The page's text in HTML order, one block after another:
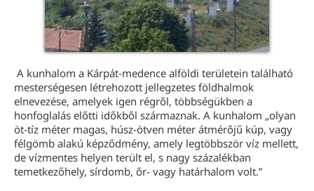
A kunhalom a Kárpát-medence alföldi területein található
mesterségesen létrehozott jellegzetes földhalmok
elnevezése, amelyek igen régről, többségükben a
honfoglalás előtti időkből származnak. A kunhalom „olyan
öt-tíz méter magas, húsz-ötven méter átmérőjű kúp, vagy
félgömb alakú képződmény, amely legtöbbször víz mellett,
de vízmentes helyen terült el, s nagy százalékban
temetkezőhely, sírdomb, őr- vagy határhalom volt.”